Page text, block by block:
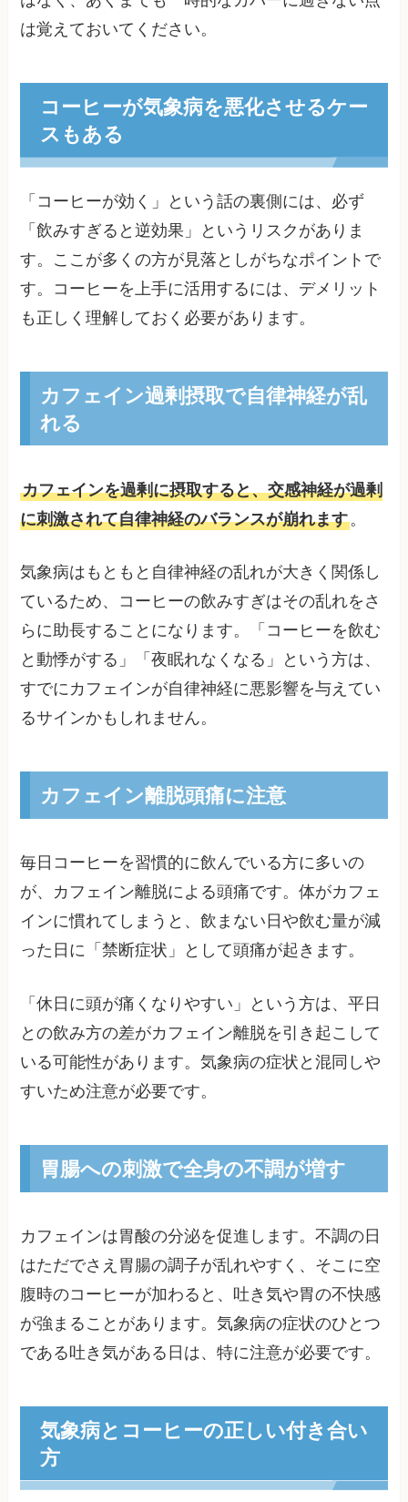
は覚えておいてください。
コーヒーが気象病を悪化させるケー
スもある
「コーヒーが効く」という話の裏側には、必ず
「飲みすぎると逆効果」というリスクがありま
す。ここが多くの方が見落としがちなポイントで
す。コーヒーを上手に活用するには、デメリット
も正しく理解しておく必要があります。
カフェイン過剰摂取で自律神経が乱
れる
カフェインを過剰に摂取すると、交感神経が過剰
に刺激されて自律神経のバランスが崩れます。
気象病はもともと自律神経の乱れが大きく関係し
ているため、コーヒーの飲みすぎはその乱れをさ
らに助長することになります。「コーヒーを飲む
と動悸がする」「夜眠れなくなる」という方は、
すでにカフェインが自律神経に悪影響を与えてい
るサインかもしれません。
カフェイン離脱頭痛に注意
毎日コーヒーを習慣的に飲んでいる方に多いの
が、カフェイン離脱による頭痛です。体がカフェ
インに慣れてしまうと、飲まない日や飲む量が減
った日に「禁断症状」として頭痛が起きます。
「休日に頭が痛くなりやすい」という方は、平日
との飲み方の差がカフェイン離脱を引き起こして
いる可能性があります。気象病の症状と混同しや
すいため注意が必要です。
胃腸への刺激で全身の不調が増す
カフェインは胃酸の分泌を促進します。不調の日
はただでさえ胃腸の調子が乱れやすく、そこに空
腹時のコーヒーが加わると、吐き気や胃の不快感
が強まることがあります。気象病の症状のひとつ
である吐き気がある日は、特に注意が必要です。
気象病とコーヒーの正しい付き合い
方